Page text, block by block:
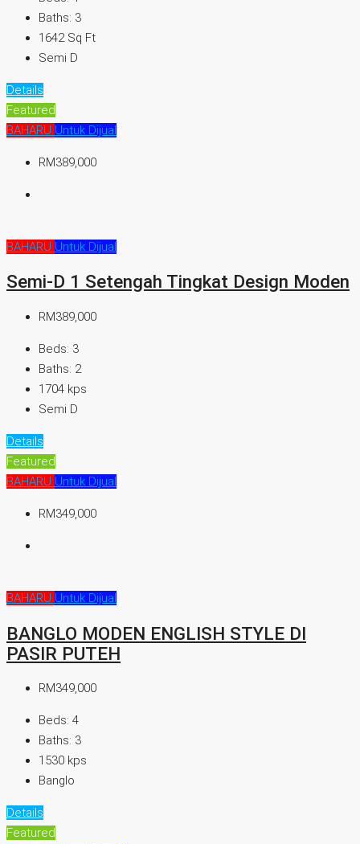
Baths: 3
1642 Sq Ft
Semi D
Details
Featured
BAHARU Untuk Dijual
RM389,000
BAHARU Untuk Dijual
Semi-D 1 Setengah Tingkat Design Moden
RM389,000
Beds: 3
Baths: 2
1704 kps
Semi D
Details
Featured
BAHARU Untuk Dijual
RM349,000
BAHARU Untuk Dijual
BANGLO MODEN ENGLISH STYLE DI
PASIR PUTEH
RM349,000
Beds: 4
Baths: 3
1530 kps
Banglo
Details
Featured